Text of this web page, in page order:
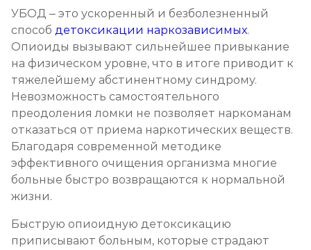
Реабилитация наркозависимых подростков
от 35 000 ₽/мес Записаться
Программа 12 шагов
от 25 000 ₽/мес Записаться
Ресоциализация наркоманов
от 1 000 ₽/сеанс Записаться
УБОД – это ускоренный и безболезненный
способ детоксикации наркозависимых.
Опиоиды вызывают сильнейшее привыкание
на физическом уровне, что в итоге приводит к
тяжелейшему абстинентному синдрому.
Невозможность самостоятельного
преодоления ломки не позволяет наркоманам
отказаться от приема наркотических веществ.
Благодаря современной методике
эффективного очищения организма многие
больные быстро возвращаются к нормальной
жизни.
Быструю опиоидную детоксикацию
приписывают больным, которые страдают